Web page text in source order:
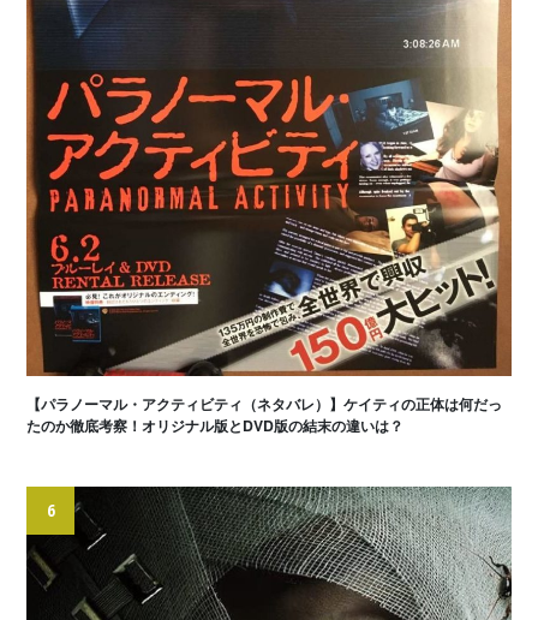
【パラノーマル・アクティビティ（ネタバレ）】ケイティの正体は何だっ
たのか徹底考察！オリジナル版とDVD版の結末の違いは？
6